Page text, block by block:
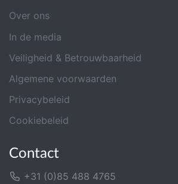
Over ons
In de media
Veiligheid & Betrouwbaarheid
Algemene voorwaarden
Privacybeleid
Cookiebeleid
Contact
+31 (0)85 488 4765